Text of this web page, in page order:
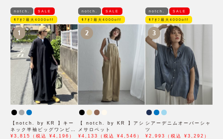
notch. SALE
ﾓｱｵﾌ最大4000off
1
【notch. by KR 】キー
ネック半袖ビッグワンピー
ス
¥3,815（税込 ¥4,196）
notch. SALE
ﾓｱｵﾌ最大4000off
2
【 notch. by KR 】アシ
メサロペット
¥4,133（税込 ¥4,546）
notch. SALE
ﾓｱｵﾌ最大4000off
3
シアーデニムオーバーシャ
ツ
¥2,993（税込 ¥3,292）